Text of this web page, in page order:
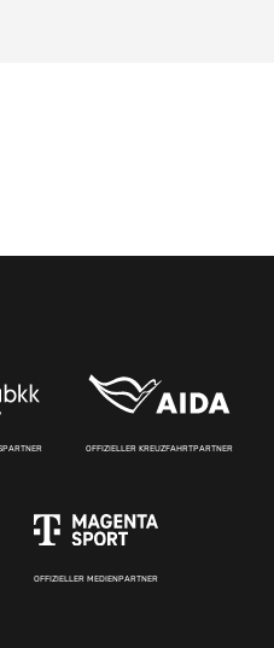
OFFIZIELLER KREUZFAHRTPARTNER
OFFIZIELLER MEDIENPARTNER